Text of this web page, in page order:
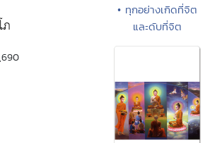
• ทุกอย่างเกิดที่จิต
และดับที่จิต